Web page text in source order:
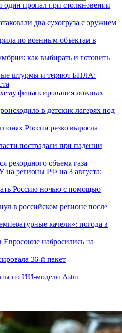
один пропал при столкновении
два сухогруза с оружием
по военным объектам в
как выбирать и готовить
штурмы и теряют БПЛА:
финансирования ложных
в детских лагерях под
России резко выросла
пострадали при падении
рекордного объема газа
регионы РФ на 8 августа:
Россию ночью с помощью
в российском регионе после
качели»: погода в
Евросоюзе набросились на
36-й пакет
по ИИ-модели Astra